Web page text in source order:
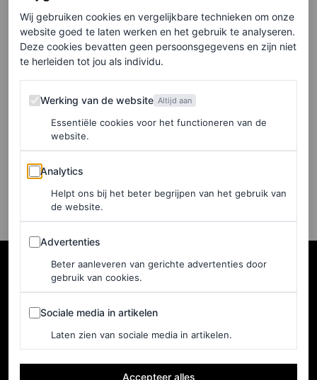
Grand Prize
TINA ISAAC-GOIZÉ
FASHION NIEUWS
Dua Lipa is het gezicht van
de nieuwe Chanel 25 Bag
Wij gebruiken cookies en vergelijkbare technieken om onze
website goed te laten werken en het gebruik te analyseren.
Deze cookies bevatten geen persoonsgegevens en zijn niet
te herleiden tot jou als individu.
Werking van de website
Werking van de website Altijd aan
Essentiële cookies voor het functioneren van de
website.
Analytics
Analytics
Helpt ons bij het beter begrijpen van het gebruik van
de website.
Advertenties
Advertenties
Beter aanleveren van gerichte advertenties door
gebruik van cookies.
Sociale media in artikelen
Sociale media in artikelen
Laten zien van sociale media in artikelen.
Accepteer alles